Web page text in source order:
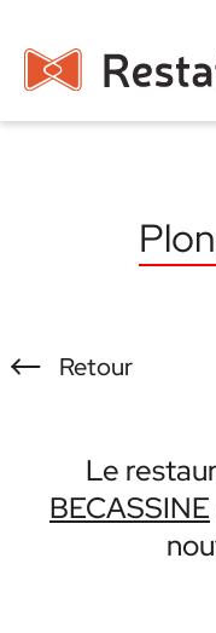
Retour
Le
BECASSINE